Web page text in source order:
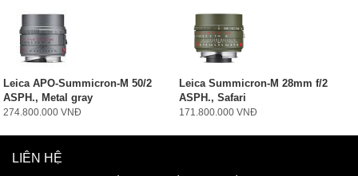
Leica APO-Summicron-M 50/2
ASPH., Metal gray
274.800.000 VNĐ
Leica Summicron-M 28mm f/2
ASPH., Safari
171.800.000 VNĐ
LIÊN HỆ